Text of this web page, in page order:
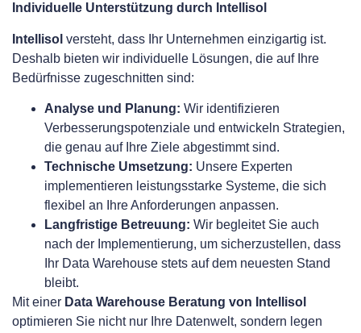
Individuelle Unterstützung durch Intellisol
Intellisol versteht, dass Ihr Unternehmen einzigartig ist.
Deshalb bieten wir individuelle Lösungen, die auf Ihre
Bedürfnisse zugeschnitten sind:
Analyse und Planung: Wir identifizieren
Verbesserungspotenziale und entwickeln Strategien,
die genau auf Ihre Ziele abgestimmt sind.
Technische Umsetzung: Unsere Experten
implementieren leistungsstarke Systeme, die sich
flexibel an Ihre Anforderungen anpassen.
Langfristige Betreuung: Wir begleitet Sie auch
nach der Implementierung, um sicherzustellen, dass
Ihr Data Warehouse stets auf dem neuesten Stand
bleibt.
Mit einer Data Warehouse Beratung von Intellisol
optimieren Sie nicht nur Ihre Datenwelt, sondern legen